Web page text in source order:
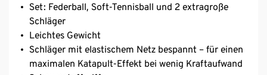
Set: Federball, Soft-Tennisball und 2 extragroße
Schläger
Leichtes Gewicht
Schläger mit elastischem Netz bespannt – für einen
maximalen Katapult-Effekt bei wenig Kraftaufwand